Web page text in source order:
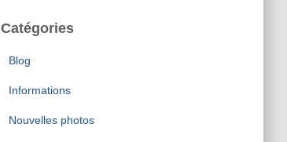
Catégories
Blog
Informations
Nouvelles photos